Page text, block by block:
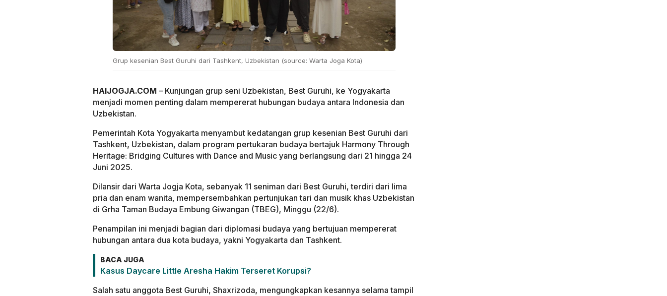
Grup kesenian Best Guruhi dari Tashkent, Uzbekistan (source: Warta Joga Kota)
HAIJOGJA.COM – Kunjungan grup seni Uzbekistan, Best Guruhi, ke Yogyakarta
menjadi momen penting dalam mempererat hubungan budaya antara Indonesia dan
Uzbekistan.
Pemerintah Kota Yogyakarta menyambut kedatangan grup kesenian Best Guruhi dari
Tashkent, Uzbekistan, dalam program pertukaran budaya bertajuk Harmony Through
Heritage: Bridging Cultures with Dance and Music yang berlangsung dari 21 hingga 24
Juni 2025.
Dilansir dari Warta Jogja Kota, sebanyak 11 seniman dari Best Guruhi, terdiri dari lima
pria dan enam wanita, mempersembahkan pertunjukan tari dan musik khas Uzbekistan
di Grha Taman Budaya Embung Giwangan (TBEG), Minggu (22/6).
Penampilan ini menjadi bagian dari diplomasi budaya yang bertujuan mempererat
hubungan antara dua kota budaya, yakni Yogyakarta dan Tashkent.
BACA JUGA
Kasus Daycare Little Aresha Hakim Terseret Korupsi?
Salah satu anggota Best Guruhi, Shaxrizoda, mengungkapkan kesannya selama tampil